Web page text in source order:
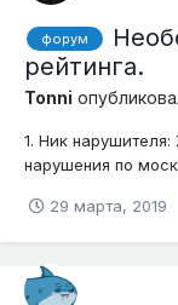
форум
рейтинга.
Tonni
1. Ник
нарушения по
Подробное
относящегося к
29 марта, 2019